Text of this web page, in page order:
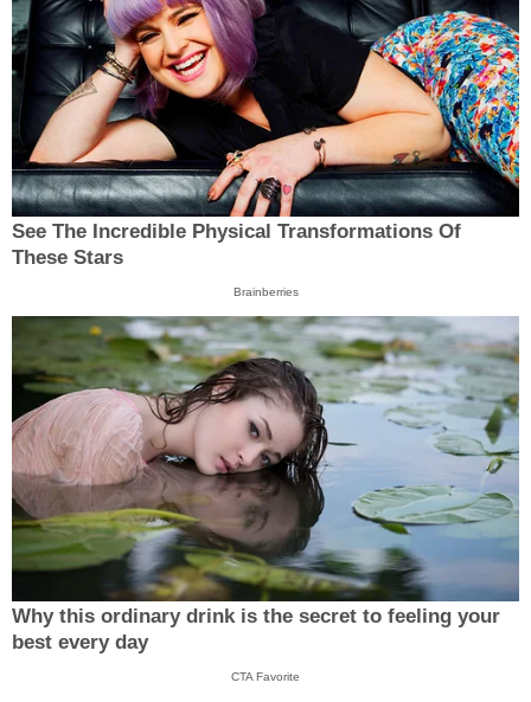
See The Incredible Physical Transformations Of
These Stars
Brainberries
Why this ordinary drink is the secret to feeling your
best every day
CTA Favorite